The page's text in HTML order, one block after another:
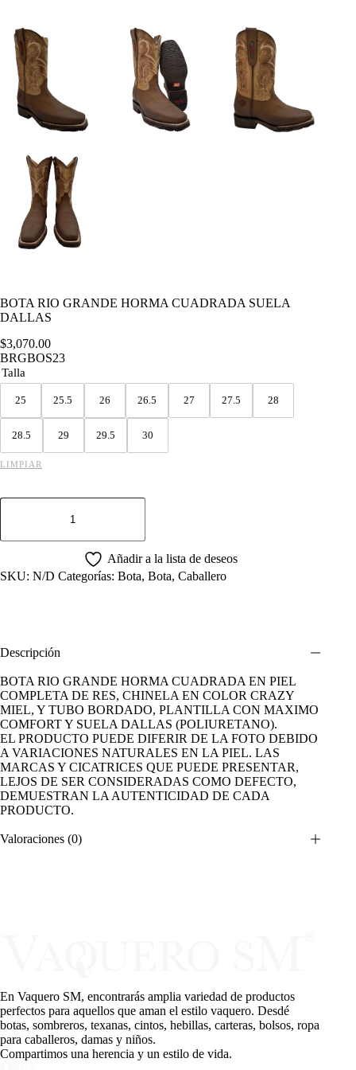
BOTA RIO GRANDE HORMA CUADRADA SUELA
DALLAS
$3,070.00
BRGBOS23
Talla
25 25.5 26 26.5 27 27.5 28
28.5 29 29.5 30
LIMPIAR
BOTA
HORMA
SUELA
DALLAS
Añadir a la lista de deseos
SKU: N/D Categorías: Bota, Bota, Caballero
Descripción
BOTA RIO GRANDE HORMA CUADRADA EN PIEL
COMPLETA DE RES, CHINELA EN COLOR CRAZY
MIEL, Y TUBO BORDADO, PLANTILLA CON MAXIMO
COMFORT Y SUELA DALLAS (POLIURETANO).
EL PRODUCTO PUEDE DIFERIR DE LA FOTO DEBIDO
A VARIACIONES NATURALES EN LA PIEL. LAS
MARCAS Y CICATRICES QUE PUEDE PRESENTAR,
LEJOS DE SER CONSIDERADAS COMO DEFECTO,
DEMUESTRAN LA AUTENTICIDAD DE CADA
PRODUCTO.
Valoraciones (0)
En Vaquero SM, encontrarás amplia variedad de productos
perfectos para aquellos que aman el estilo vaquero. Desdé
botas, sombreros, texanas, cintos, hebillas, carteras, bolsos, ropa
para caballeros, damas y niños.
Compartimos una herencia y un estilo de vida.